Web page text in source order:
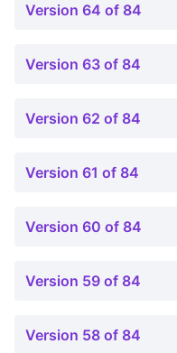
Version 64 of 84
Version 63 of 84
Version 62 of 84
Version 61 of 84
Version 60 of 84
Version 59 of 84
Version 58 of 84